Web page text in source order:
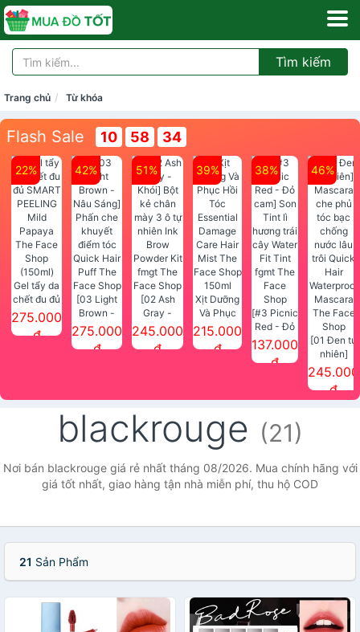
Tìm kiếm
Trang chủ Từ khóa
Flash Sale 10 58 33
22%
Gel tẩy da
chết đu đủ
SMART
PEELING
275.000
đ
42%
[03 Light
Brown -
Nâu Sáng]
Phấn che
275.000
đ
51%
[02 Ash
Gray -
Khói] Bột
kẻ chân
Face Shop
245.000
đ
39%
Xịt Dưỡng
Và Phục
Hồi Tóc
Essential
215.000
đ
38%
[#3 Picnic
Red - Đỏ
cam] Son
Face
Shop
137.000
đ
46%
[01 Đen tự
nhiên]
Mascara
che phủ
Waterproof
Mascara
The Face
245.000
đ
blackrouge (21)
Nơi bán blackrouge giá rẻ nhất tháng 08/2026. Mua chính hãng với
giá tốt nhất, giao hàng tận nhà miễn phí, thu hộ COD
21 Sản Phẩm